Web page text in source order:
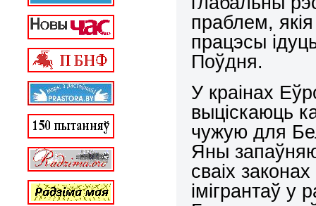
праблем,
працэсы
Поўдня.
У краінах
выціскаюць
чужую для
Яны
сваіх
імігрантаў